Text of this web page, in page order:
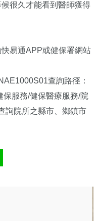
很久才能看到醫師獲得
易通APP或健保署網站
查詢路徑：
服務/健保醫療服務/院
詢院所之縣市、鄉鎮市